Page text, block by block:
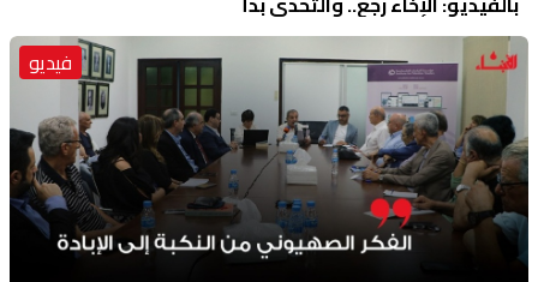
فيديو